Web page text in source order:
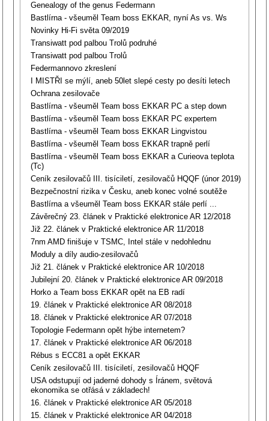
Genealogy of the genus Federmann
Bastlírna - všeuměl Team boss EKKAR, nyní As vs. Ws
Novinky Hi-Fi světa 09/2019
Transiwatt pod palbou Trolů podruhé
Transiwatt pod palbou Trolů
Federmannovo zkreslení
I MISTŘI se mýlí, aneb 50let slepé cesty po desíti letech
Ochrana zesilovače
Bastlírna - všeuměl Team boss EKKAR PC a step down
Bastlírna - všeuměl Team boss EKKAR PC expertem
Bastlírna - všeuměl Team boss EKKAR Lingvistou
Bastlírna - všeuměl Team boss EKKAR trapně perlí
Bastlírna - všeuměl Team boss EKKAR a Curieova teplota
(Tc)
Ceník zesilovačů III. tisíciletí, zesilovačů HQQF (únor 2019)
Bezpečnostní rizika v Česku, aneb konec volné soutěže
Bastlírna a všeuměl Team boss EKKAR stále perlí ...
Závěrečný 23. článek v Praktické elektronice AR 12/2018
Již 22. článek v Praktické elektronice AR 11/2018
7nm AMD finišuje v TSMC, Intel stále v nedohlednu
Moduly a díly audio-zesilovačů
Již 21. článek v Praktické elektronice AR 10/2018
Jubilejní 20. článek v Praktické elektronice AR 09/2018
Horko a Team boss EKKAR opět na EB radí
19. článek v Praktické elektronice AR 08/2018
18. článek v Praktické elektronice AR 07/2018
Topologie Federmann opět hýbe internetem?
17. článek v Praktické elektronice AR 06/2018
Rébus s ECC81 a opět EKKAR
Ceník zesilovačů III. tisíciletí, zesilovačů HQQF
USA odstupují od jaderné dohody s Íránem, světová
ekonomika se otřásá v základech!
16. článek v Praktické elektronice AR 05/2018
15. článek v Praktické elektronice AR 04/2018